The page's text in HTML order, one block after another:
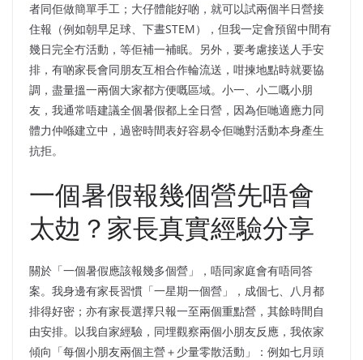
者同佢做簡單手工；大仔體能好啲，就可以試兩個半日營接
住報（例如朝早足球、下晝STEM），但我一定會預留中間有
幾日完全冇活動，等佢補一補眠。另外，要考慮接送人手安
排，有啲家長會同朋友互相合作輪流送，咁揀地點時就要協
調，盡量搵一兩個大家都方便嘅區域。小一、小二嘅小朋
友，我通常唔建議全個暑假都上全日營，因為佢哋適應力同
體力仲喺建立中，過密時間表好容易令佢哋對活動本身產生
抗拒。
一個暑假報幾個營先唔會
太攰？家長真實經驗分享
關於「一個暑假應該報幾多個營」，唔同家庭會有唔同答
案。我身邊有家長習慣「一星期一個營」，成個七、八月都
排得好密；亦有家長選擇只報一至兩個重點營，其餘時間自
由安排。以我自家經驗，同埋觀察兩個小朋友反應，我依家
傾向「每個小朋友兩個主營＋少量零散活動」：例如七月頭